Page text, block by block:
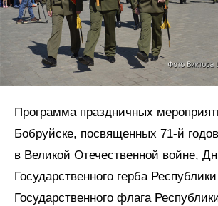
Программа праздничных
Бобруйске, посвященных 71-й
в Великой Отечественной войне,
Государственного герба
Государственного флага